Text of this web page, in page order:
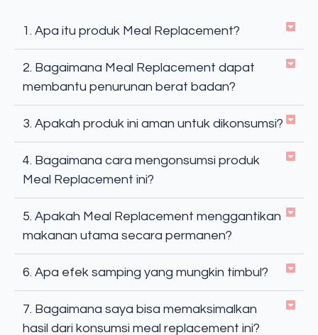
1. Apa itu produk Meal Replacement?
2. Bagaimana Meal Replacement dapat
membantu penurunan berat badan?
3. Apakah produk ini aman untuk dikonsumsi?
4. Bagaimana cara mengonsumsi produk
Meal Replacement ini?
5. Apakah Meal Replacement menggantikan
makanan utama secara permanen?
6. Apa efek samping yang mungkin timbul?
7. Bagaimana saya bisa memaksimalkan
hasil dari konsumsi meal replacement ini?